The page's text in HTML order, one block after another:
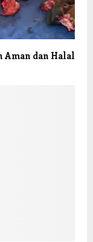
Aman dan Halal